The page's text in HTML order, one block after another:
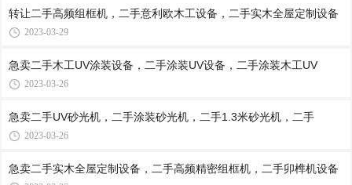
转让二手高频组框机，二手意利欧木工设备，二手实木全屋定制设备
2023-03-29
急卖二手木工UV涂装设备，二手涂装UV设备，二手涂装木工UV
2023-03-26
急卖二手UV砂光机，二手涂装砂光机，二手1.3米砂光机，二手
2023-03-26
急卖二手实木全屋定制设备，二手高频精密组框机，二手卯榫机设备